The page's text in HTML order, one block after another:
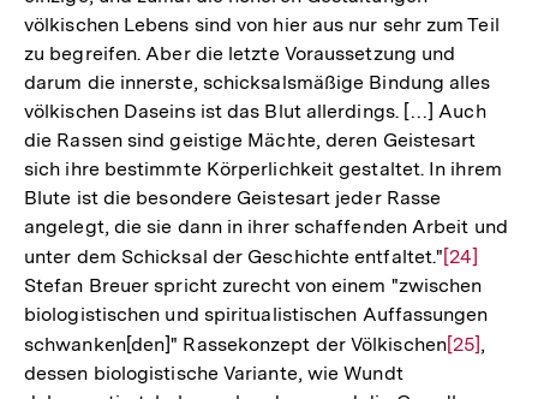
völkischen Lebens sind von hier aus nur sehr zum Teil
zu begreifen. Aber die letzte Voraussetzung und
darum die innerste, schicksalsmäßige Bindung alles
völkischen Daseins ist das Blut allerdings. […] Auch
die Rassen sind geistige Mächte, deren Geistesart
sich ihre bestimmte Körperlichkeit gestaltet. In ihrem
Blute ist die besondere Geistesart jeder Rasse
angelegt, die sie dann in ihrer schaffenden Arbeit und
unter dem Schicksal der Geschichte entfaltet."Zur
Auflösung
der
Fußnote
[24]
Stefan Breuer spricht zurecht von einem "zwischen
biologistischen und spiritualistischen Auffassungen
schwanken[den]" Rassekonzept der VölkischenZur
[25],
dessen biologistische Variante, wie Wundt